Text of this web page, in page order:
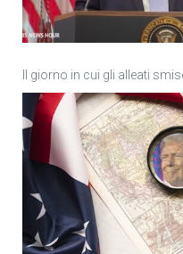
Il giorno in cui gli alleati